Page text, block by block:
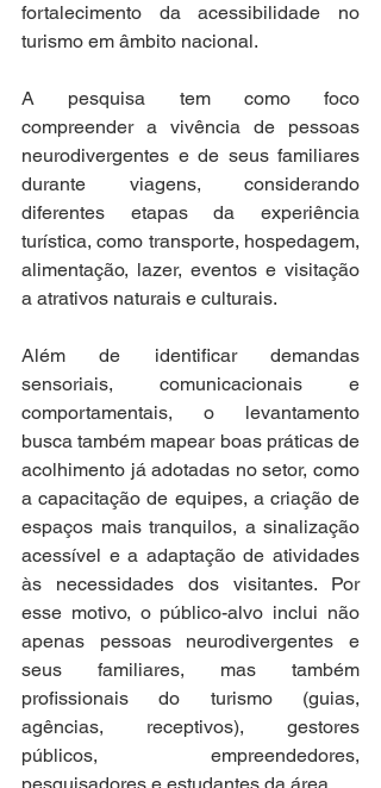
fortalecimento da acessibilidade no
turismo em âmbito nacional.
A pesquisa tem como foco
compreender a vivência de pessoas
neurodivergentes e de seus familiares
durante viagens, considerando
diferentes etapas da experiência
turística, como transporte, hospedagem,
alimentação, lazer, eventos e visitação
a atrativos naturais e culturais.
Além de identificar demandas
sensoriais, comunicacionais e
comportamentais, o levantamento
busca também mapear boas práticas de
acolhimento já adotadas no setor, como
a capacitação de equipes, a criação de
espaços mais tranquilos, a sinalização
acessível e a adaptação de atividades
às necessidades dos visitantes. Por
esse motivo, o público-alvo inclui não
apenas pessoas neurodivergentes e
seus familiares, mas também
profissionais do turismo (guias,
agências, receptivos), gestores
públicos, empreendedores,